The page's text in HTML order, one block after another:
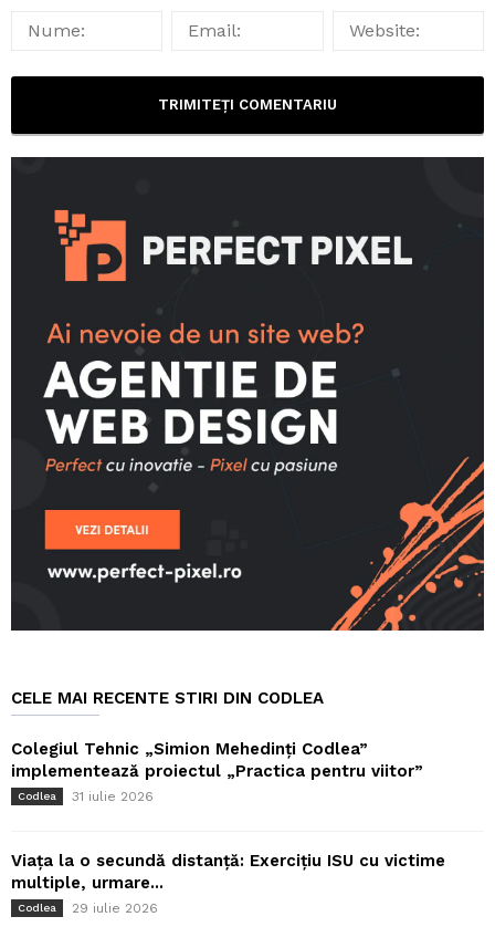
CELE MAI RECENTE STIRI DIN CODLEA
Colegiul Tehnic „Simion Mehedinți Codlea”
implementează proiectul „Practica pentru viitor”
Codlea 31 iulie 2026
Viața la o secundă distanță: Exercițiu ISU cu victime
multiple, urmare...
Codlea 29 iulie 2026